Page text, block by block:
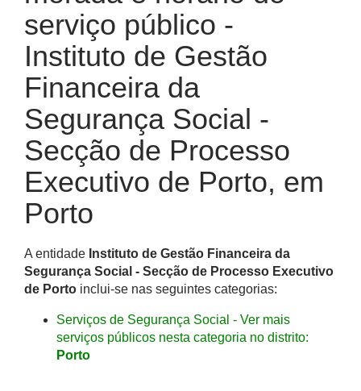
serviço público -
Instituto de Gestão
Financeira da
Segurança Social -
Secção de Processo
Executivo de Porto, em
Porto
A entidade Instituto de Gestão Financeira da
Segurança Social - Secção de Processo Executivo
de Porto inclui-se nas seguintes categorias:
Serviços de Segurança Social - Ver mais
serviços públicos nesta categoria no distrito:
Porto